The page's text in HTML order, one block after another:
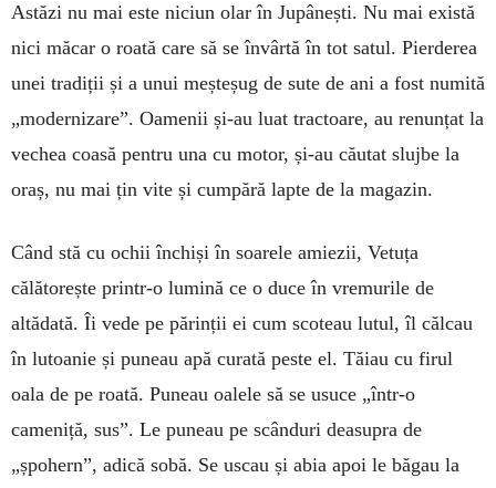
Astăzi nu mai este niciun olar în Jupânești. Nu mai există
nici măcar o roată care să se învârtă în tot satul. Pierderea
unei tradiții și a unui meșteșug de sute de ani a fost numită
„modernizare”. Oamenii și-au luat tractoare, au renunțat la
vechea coasă pentru una cu motor, și-au căutat slujbe la
oraș, nu mai țin vite și cumpără lapte de la magazin.
Când stă cu ochii închiși în soarele amiezii, Vetuța
călătorește printr-o lumină ce o duce în vremurile de
altădată. Îi vede pe părinții ei cum scoteau lutul, îl călcau
în lutoanie și puneau apă curată peste el. Tăiau cu firul
oala de pe roată. Puneau oalele să se usuce „într-o
cameniță, sus”. Le puneau pe scânduri deasupra de
„șpohern”, adică sobă. Se uscau și abia apoi le băgau la